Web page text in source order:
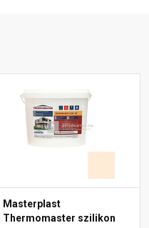
Masterplast
Thermomaster szilikon